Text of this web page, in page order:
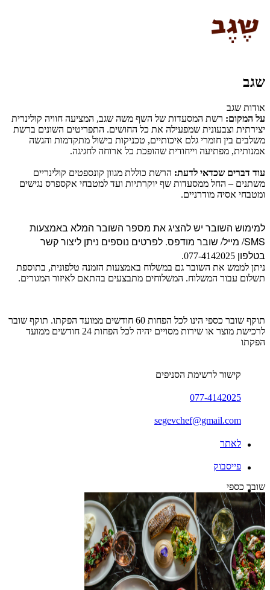
שגב
אודות שגב
על המקום: רשת המסעדות של השף משה שגב, המציעה חוויה קולינרית
יצירתית וצבעונית שמפעילה את כל החושים. התפריטים השונים ברשת
משלבים בין חומרי גלם איכותיים, טכניקות בישול מתקדמות והגשה
אמנותית, מפתיעה וייחודית שהופכת כל ארוחה לחגיגה.
עוד דברים שכדאי לדעת: הרשת כוללת מגוון קונספטים קולינריים
משתנים – החל ממסעדות שף יוקרתיות ועד למטבחי אקספרס נגישים
ומטבחי אסיה מודרניים.
למימוש השובר יש להציג את מספר השובר המלא באמצעות
SMS/ מייל/ שובר מודפס. לפרטים נוספים ניתן ליצור קשר
בטלפון 077-4142025.
ניתן לממש את השובר גם במשלוח באמצעות הזמנה טלפונית, בתוספת
תשלום עבור המשלוח. המשלוחים מתבצעים בהתאם לאיזור המגורים.
תוקף שובר כספי הינו לכל הפחות 60 חודשים ממועד הפקתו. תוקף שובר
לרכישת מוצר או שירות מסויים יהיה לכל הפחות 24 חודשים ממועד
הפקתו
קישור לרשימת הסניפים
077-4142025
segevchef@gmail.com
לאתר
פייסבוק
שובר כספי